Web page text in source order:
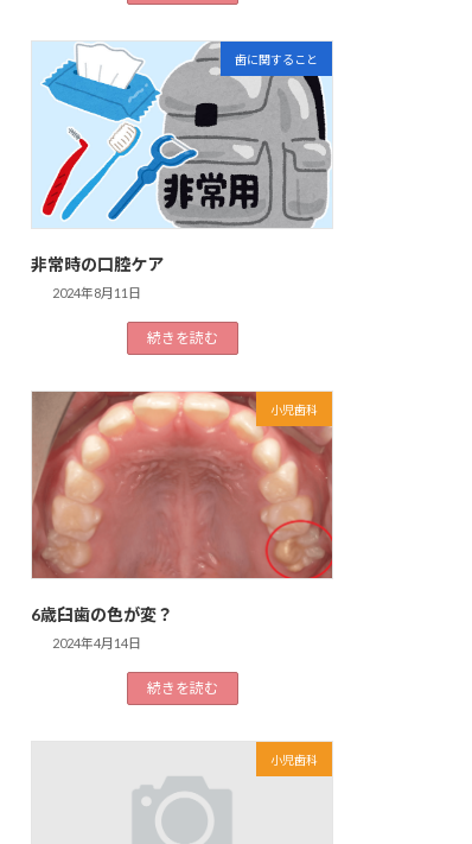
歯に関すること
非常時の口腔ケア
2024年8月11日
続きを読む
小児歯科
6歳臼歯の色が変？
2024年4月14日
続きを読む
小児歯科